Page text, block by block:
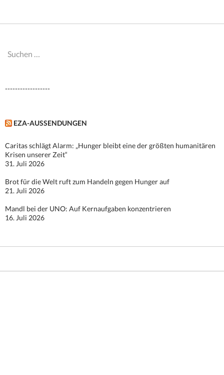
Suchen
------------------
EZA-AUSSENDUNGEN
Caritas schlägt Alarm: „Hunger bleibt eine der größten humanitären
Krisen unserer Zeit“
31. Juli 2026
Brot für die Welt ruft zum Handeln gegen Hunger auf
21. Juli 2026
Mandl bei der UNO: Auf Kernaufgaben konzentrieren
16. Juli 2026